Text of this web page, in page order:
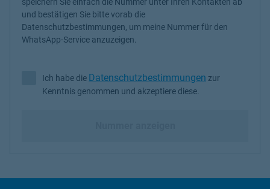
und bestätigen Sie bitte vorab die
Datenschutzbestimmungen, um meine Nummer für den
WhatsApp-Service anzuzeigen.
Ich habe die Datenschutzbestimmungen zur Kenntnis
Ich habe die Datenschutzbestimmungen zur
Kenntnis genommen und akzeptiere diese.